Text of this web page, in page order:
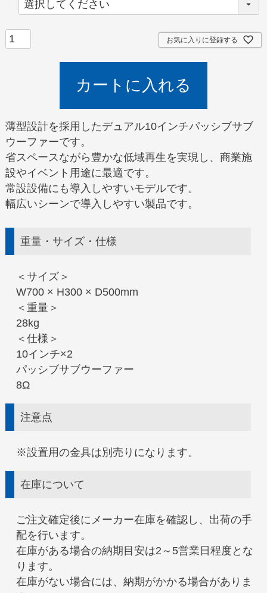
必
お気に入りに登録する
カートに入れる
薄型設計を採用したデュアル10インチパッシブサブ
ウーファーです。
省スペースながら豊かな低域再生を実現し、商業施
設やイベント用途に最適です。
常設設備にも導入しやすいモデルです。
幅広いシーンで導入しやすい製品です。
重量・サイズ・仕様
＜サイズ＞
W700 × H300 × D500mm
＜重量＞
28kg
＜仕様＞
10インチ×2
パッシブサブウーファー
8Ω
注意点
※設置用の金具は別売りになります。
在庫について
ご注文確定後にメーカー在庫を確認し、出荷の手
配を行います。
在庫がある場合の納期目安は2～5営業日程度とな
ります。
在庫がない場合には、納期がかかる場合がありま